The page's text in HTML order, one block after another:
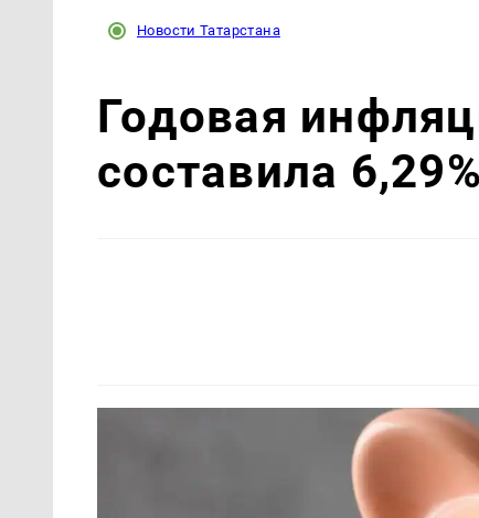
Новости Татарстана
Годовая
составила 6,29%